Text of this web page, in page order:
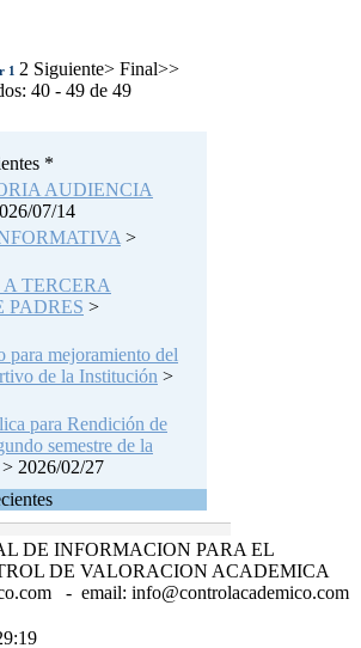
1 2 Siguiente> Final>>
40 - 49 de 49
*
AUDIENCIA
07/14
>
TERCERA
PADRES >
para mejoramiento del
de la Institución >
para Rendición de
semestre de la
> 2026/02/27
DE INFORMACION PARA EL
DE VALORACION ACADEMICA
- email: info@controlacademico.com